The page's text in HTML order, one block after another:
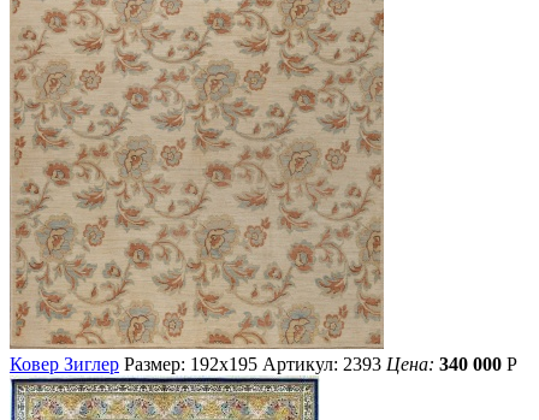
Ковер Зиглер Размер: 192х195 Артикул: 2393 Цена: 340 000 Р